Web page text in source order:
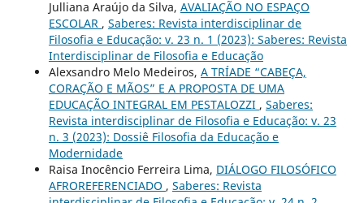
Julliana Araújo da Silva, AVALIAÇÃO NO ESPAÇO
ESCOLAR , Saberes: Revista interdisciplinar de
Filosofia e Educação: v. 23 n. 1 (2023): Saberes: Revista
Interdisciplinar de Filosofia e Educação
Alexsandro Melo Medeiros, A TRÍADE “CABEÇA,
CORAÇÃO E MÃOS” E A PROPOSTA DE UMA
EDUCAÇÃO INTEGRAL EM PESTALOZZI , Saberes:
Revista interdisciplinar de Filosofia e Educação: v. 23
n. 3 (2023): Dossiê Filosofia da Educação e
Modernidade
Raisa Inocêncio Ferreira Lima, DIÁLOGO FILOSÓFICO
AFROREFERENCIADO , Saberes: Revista